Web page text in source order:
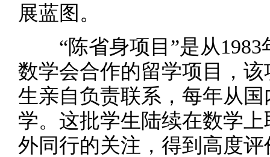
展蓝图。
“陈省身项目”是从1983
数学会合作的留学项目，
生亲自负责联系，每年从
学。这批学生陆续在数学
外同行的关注，得到高度